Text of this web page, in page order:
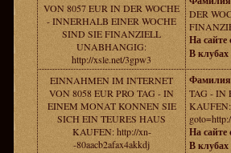
VON 8057 EUR IN DER WOCHE
- INNERHALB EINER WOCHE
SIND SIE FINANZIELL
UNABHANGIG:
http://xsle.net/3gpw3
DER
На сайте
В клубах
EINNAHMEN IM INTERNET
VON 8058 EUR PRO TAG - IN
EINEM MONAT KONNEN SIE
SICH EIN TEURES HAUS
KAUFEN: http://xn-
-80aacb2afax4akkdj
TAG - IN
KAUFEN:
На сайте
В клубах